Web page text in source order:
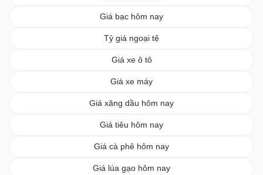
Giá bạc hôm nay
Tỷ giá ngoại tệ
Giá xe ô tô
Giá xe máy
Giá xăng dầu hôm nay
Giá tiêu hôm nay
Giá cà phê hôm nay
Giá lúa gạo hôm nay